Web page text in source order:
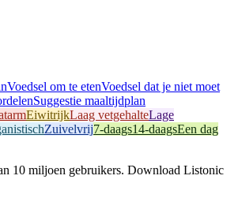
Voedsel om te etenVoedsel dat je niet moet
Suggestie maaltijdplan
EiwitrijkLaag vetgehalteLage
Zuivelvrij7-daags14-daagsEen dag
10 miljoen gebruikers. Download Listonic